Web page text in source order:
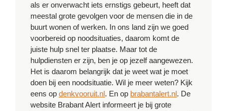
als er onverwacht iets ernstigs gebeurt, heeft dat
meestal grote gevolgen voor de mensen die in de
buurt wonen of werken. In ons land zijn we goed
voorbereid op noodsituaties, daarom komt de
juiste hulp snel ter plaatse. Maar tot de
hulpdiensten er zijn, ben je op jezelf aangewezen.
Het is daarom belangrijk dat je weet wat je moet
doen bij een noodsituatie. Wil je meer weten? Kijk
eens op denkvooruit.nl. En op brabantalert.nl. De
website Brabant Alert informeert je bij grote